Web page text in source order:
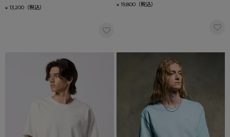
¥ 13,200 ¥ 19,800